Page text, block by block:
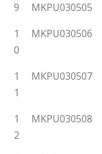
9
MKPU030505
1
0
MKPU030506
1
1
MKPU030507
1
2
MKPU030508